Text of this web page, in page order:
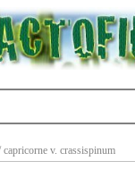
capricorne v. crassispinum